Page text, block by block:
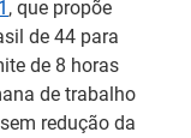
, que propõe
de 44 para
de 8 horas
de trabalho
redução da